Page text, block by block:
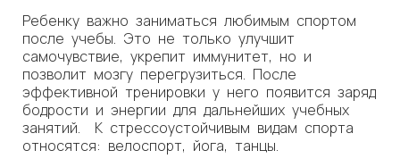
Ребенку важно заниматься любимым спортом
после учебы. Это не только улучшит
самочувствие, укрепит иммунитет, но и
позволит мозгу перегрузиться. После
эффективной тренировки у него появится заряд
бодрости и энергии для дальнейших учебных
занятий. К стрессоустойчивым видам спорта
относятся: велоспорт, йога, танцы.